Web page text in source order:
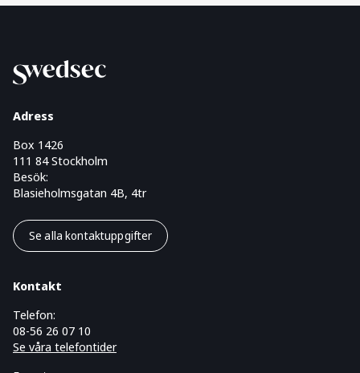
Adress
Box 1426
111 84 Stockholm
Besök:
Blasieholmsgatan 4B, 4tr
Se alla kontaktuppgifter
Kontakt
Telefon:
08-56 26 07 10
Se våra telefontider